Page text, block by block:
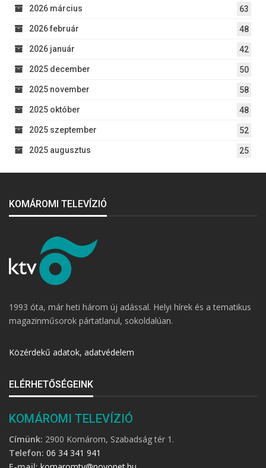
2026 március 63
2026 február 48
2026 január 42
2025 december 50
2025 november 58
2025 október 48
2025 szeptember 52
2025 augusztus 25
KOMÁROMI TELEVÍZIÓ
1993 óta, már heti három új adással. Helyi hírek és a tematikus
magazinműsorok pártatlanul, sokoldalúan.
Közérdekű adatok, adatvédelem
ELÉRHETŐSÉGEINK
KOMÁROMI TELEVÍZIÓ
Címünk: 2900 Komárom, Szabadság tér 1.
Telefon: 06 34 341 941